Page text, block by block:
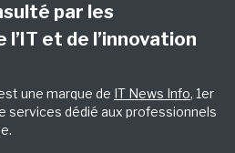
par les
et de l’innovation
une marque de IT News Info, 1er
services dédié aux professionnels